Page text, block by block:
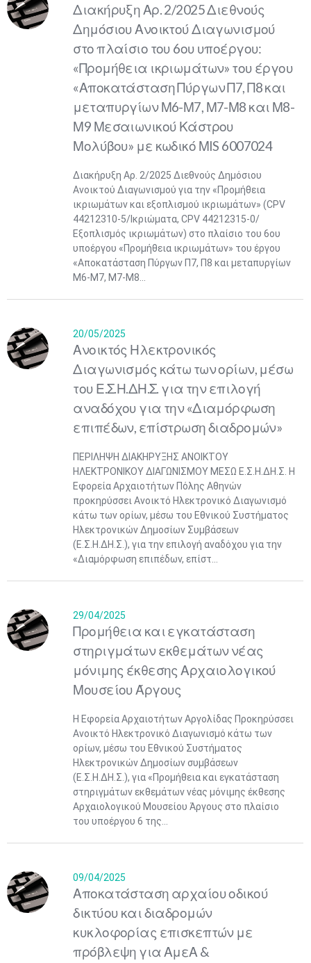
Διακήρυξη Αρ. 2/2025 Διεθνούς
Δημόσιου Ανοικτού Διαγωνισμού
στο πλαίσιο του 6ου υποέργου:
«Προμήθεια ικριωμάτων» του έργου
«Αποκατάσταση Πύργων Π7, Π8 και
μεταπυργίων Μ6-Μ7, Μ7-Μ8 και Μ8-
Μ9 Μεσαιωνικού Κάστρου
Μολύβου» με κωδικό ΜIS 6007024
Διακήρυξη Αρ. 2/2025 Διεθνούς Δημόσιου
Ανοικτού Διαγωνισμού για την «Προμήθεια
ικριωμάτων και εξοπλισμού ικριωμάτων» (CPV
44212310-5/Ικριώματα, CPV 44212315-0/
Εξοπλισμός ικριωμάτων) στο πλαίσιο του 6ου
υποέργου «Προμήθεια ικριωμάτων» του έργου
«Αποκατάσταση Πύργων Π7, Π8 και μεταπυργίων
Μ6-Μ7, Μ7-Μ8...
20/05/2025
Ανοικτός Ηλεκτρονικός
Διαγωνισμός κάτω των ορίων, μέσω
του Ε.Σ.Η.ΔΗ.Σ. για την επιλογή
αναδόχου για την «Διαμόρφωση
επιπέδων, επίστρωση διαδρομών»
ΠΕΡΙΛΗΨΗ ΔΙΑΚΗΡΥΞΗΣ ΑΝΟΙΚΤΟΥ
ΗΛΕΚΤΡΟΝΙΚΟΥ ΔΙΑΓΩΝΙΣΜΟΥ ΜΕΣΩ Ε.Σ.Η.ΔΗ.Σ. Η
Εφορεία Αρχαιοτήτων Πόλης Αθηνών
προκηρύσσει Ανοικτό Ηλεκτρονικό Διαγωνισμό
κάτω των ορίων, μέσω του Εθνικού Συστήματος
Ηλεκτρονικών Δημοσίων Συμβάσεων
(Ε.Σ.Η.ΔΗ.Σ.), για την επιλογή αναδόχου για την
«Διαμόρφωση επιπέδων, επίστ...
29/04/2025
Προμήθεια και εγκατάσταση
στηριγμάτων εκθεμάτων νέας
μόνιμης έκθεσης Αρχαιολογικού
Μουσείου Άργους
Η Εφορεία Αρχαιοτήτων Αργολίδας Προκηρύσσει
Ανοικτό Ηλεκτρονικό Διαγωνισμό κάτω των
ορίων, μέσω του Εθνικού Συστήματος
Ηλεκτρονικών Δημοσίων συμβάσεων
(Ε.Σ.Η.ΔΗ.Σ.), για «Προμήθεια και εγκατάσταση
στηριγμάτων εκθεμάτων νέας μόνιμης έκθεσης
Αρχαιολογικού Μουσείου Άργους στο πλαίσιο
του υποέργου 6 της...
09/04/2025
Αποκατάσταση αρχαίου οδικού
δικτύου και διαδρομών
κυκλοφορίας επισκεπτών με
πρόβλεψη για ΑμεΑ &